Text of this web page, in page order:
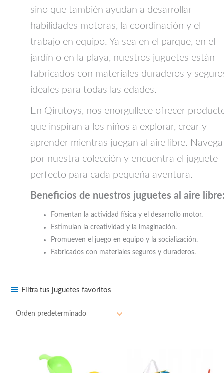
sino que también ayudan a desarrollar
habilidades motoras, la coordinación y el
trabajo en equipo. Ya sea en el parque, en el
jardín o en la playa, nuestros juguetes están
fabricados con materiales duraderos y
ideales para todas las edades.
En Qirutoys, nos enorgullece ofrecer
que inspiran a los niños a explorar, crear y
aprender mientras juegan al aire libre. Navega
por nuestra colección y encuentra el juguete
perfecto para cada pequeña aventura.
Beneficios de nuestros juguetes al aire
Fomentan la actividad física y el desarrollo motor.
Estimulan la creatividad y la imaginación.
Promueven el juego en equipo y la socialización.
Fabricados con materiales seguros y duraderos.
Filtra tus juguetes favoritos